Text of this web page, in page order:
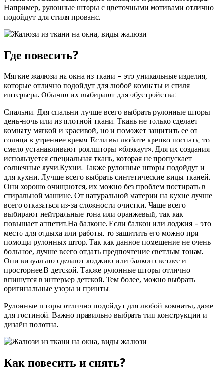
Например, рулонные шторы с цветочными мотивами отлично
подойдут для стиля прованс.
Где повесить?
Мягкие жалюзи на окна из ткани – это уникальные изделия,
которые отлично подойдут для любой комнаты и стиля
интерьера. Обычно их выбирают для обустройства:
Спальни. Для спальни лучше всего выбрать рулонные шторы
день-ночь или из плотной ткани. Ткань не только сделает
комнату мягкой и красивой, но и поможет защитить ее от
солнца в утреннее время. Если вы любите крепко поспать, то
смело устанавливают роллшторы «блэкаут». Для их создания
используется специальная ткань, которая не пропускает
солнечные лучи.Кухни. Также рулонные шторы подойдут и
для кухни. Лучше всего выбрать синтетические виды тканей.
Они хорошо очищаются, их можно без проблем постирать в
стиральной машине. От натуральной материи на кухне лучше
всего отказаться из-за сложности очистки. Чаще всего
выбирают нейтральные тона или оранжевый, так как
повышает аппетит.На балконе. Если балкон или лоджия – это
место для отдыха или работы, то защитить его можно при
помощи рулонных штор. Так как данное помещение не очень
большое, лучше всего отдать предпочтение светлым тонам.
Они визуально сделают лоджию или балкон светлее и
просторнее.В детской. Также рулонные шторы отлично
впишутся в интерьер детской. Тем более, можно выбрать
оригинальные узоры и принты.
Рулонные шторы отлично подойдут для любой комнаты, даже
для гостиной. Важно правильно выбрать тип конструкции и
дизайн полотна.
Как повесить и снять?